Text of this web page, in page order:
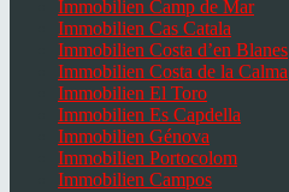
Immobilien Camp de Mar
Immobilien Cas Catala
Immobilien Costa d’en Blanes
Immobilien Costa de la Calma
Immobilien El Toro
Immobilien Es Capdella
Immobilien Génova
Immobilien Portocolom
Immobilien Campos